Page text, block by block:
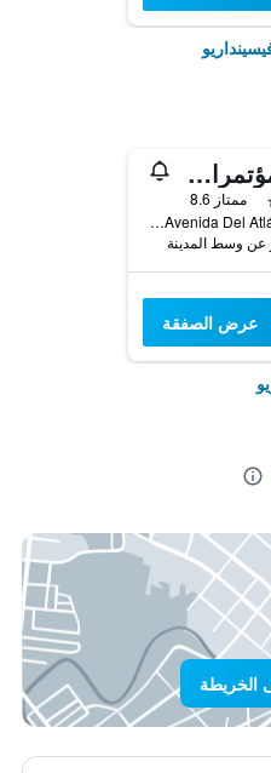
فندق مؤتمرات ورجال أعمال إلبا فيثينداريو آيروبويرتو
ممتاز 8.6
Avenida Del Atlántico, 353, فيسينداريو, كناريا الكبرى, أسبانيا
عرض الصفقة